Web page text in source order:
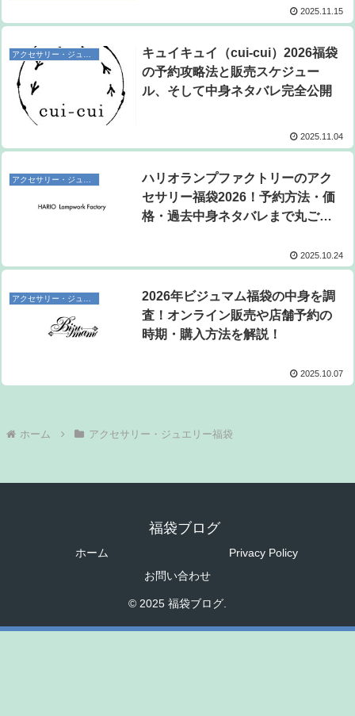
2025.11.15
キュイキュイ（cui-cui）2026福袋
の予約攻略法と販売スケジュー
ル、そして中身ネタバレ完全公開
2025.11.04
ハリオランプファクトリーのアク
セサリー福袋2026！予約方法・価
格・過去中身ネタバレまで丸ごと
2025.10.24
2026年ビジュマム福袋の中身を調
査！オンライン販売や店舗予約の
時期・購入方法を解説！
2025.10.07
ホーム アクセサリー・ジュエリー福袋
福袋ブログ
ホーム
Privacy Policy
お問い合わせ
© 2025 福袋ブログ.